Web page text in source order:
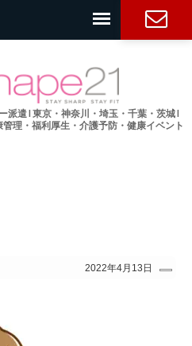
派遣 l 東京・神奈川・埼玉・千葉・茨城 l
理・福利厚生・介護予防・健康イベント
2022年4月13日